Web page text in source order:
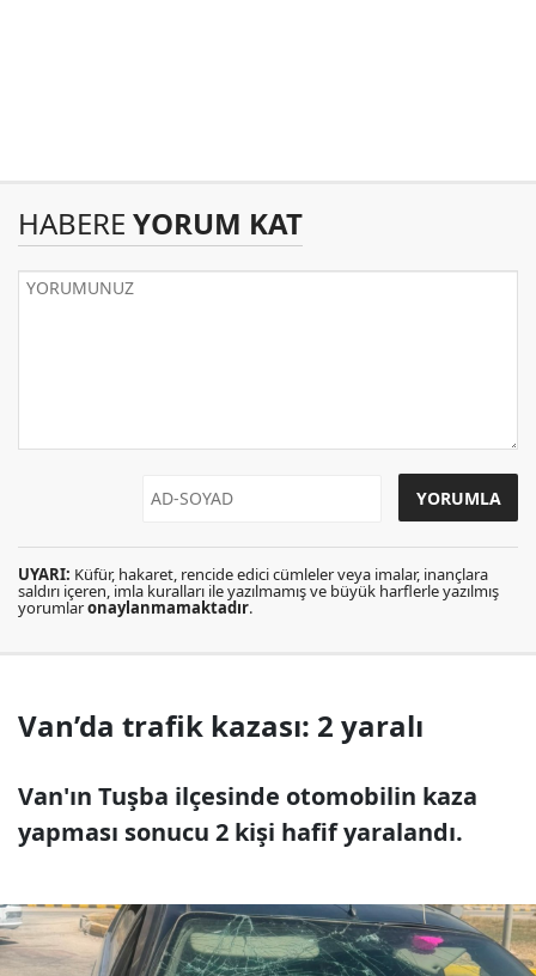
HABERE YORUM KAT
UYARI: Küfür, hakaret, rencide edici cümleler veya imalar, inançlara
saldırı içeren, imla kuralları ile yazılmamış ve büyük harflerle yazılmış
yorumlaronaylanmamaktadır.
Van’da trafik kazası: 2 yaralı
Van'ın Tuşba ilçesinde otomobilin kaza
yapması sonucu 2 kişi hafif yaralandı.